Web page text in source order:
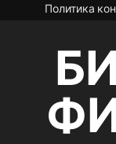
Перейти
содержимому
Политика